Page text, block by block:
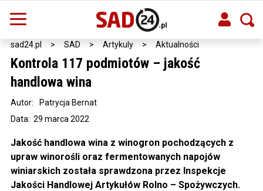
sad24.pl > SAD > Artykuly > Aktualności
Kontrola 117 podmiotów – jakość
handlowa wina
Data: 29 marca 2022
Autor: Patrycja Bernat
Jakość handlowa wina z winogron pochodzących z
upraw winorośli oraz fermentowanych napojów
winiarskich została sprawdzona przez Inspekcje
Jakości Handlowej Artykułów Rolno – Spożywczych.